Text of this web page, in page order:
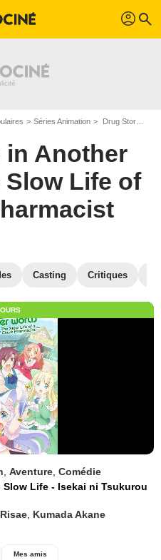
profil search
Séries Animation Drug Store in Another World – The Slow Life of a Cheat Pharmacist
in Another
Slow Life of
Casting Critiques
Aventure Comédie
Life - Isekai ni Tsukurou
Kumada Akane
Mes amis